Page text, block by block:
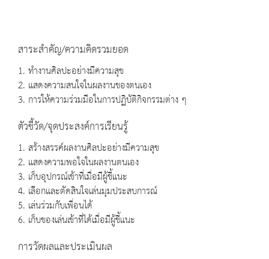
สาระสำคัญ/ความคิดรวมยอด
1. ทำงานศิลปะอย่างมีความสุข
2. แสดงความสนใจในผลงานของตนเอง
3. การให้ความร่วมมือในการปฏิบัติกิจกรรมต่าง ๆ
ตัวชี้วัด/จุดประสงค์การเรียนรู้
1. สร้างสรรค์ผลงานศิลปะอย่างมีความสุข
2. แสดงความพอใจในผลงานตนเอง
3. เก็บอุปกรณ์เข้าที่เมื่อมีผู้ชี้แนะ
4. เลือกและตัดสินใจเล่นมุมประสบการณ์
5. เล่นร่วมกับเพื่อนได้
6. เก็บของเล่นเข้าที่ได้เมื่อมีผู้ชี้แนะ
การวัดผลและประเมินผล